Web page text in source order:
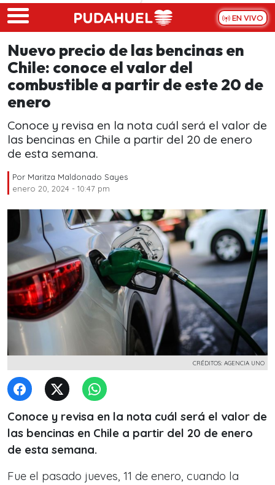
Skip to main content
EN VIVO
Nuevo precio de las bencinas en
Chile: conoce el valor del
combustible a partir de este 20 de
enero
Conoce y revisa en la nota cuál será el valor de
las bencinas en Chile a partir del 20 de enero
de esta semana.
Por Maritza Maldonado Sayes
enero 20, 2024 - 10:47 pm
CRÉDITOS: AGENCIA UNO
Conoce y revisa en la nota cuál será el valor de
las bencinas en Chile a partir del 20 de enero
de esta semana.
Fue el pasado jueves, 11 de enero, cuando la